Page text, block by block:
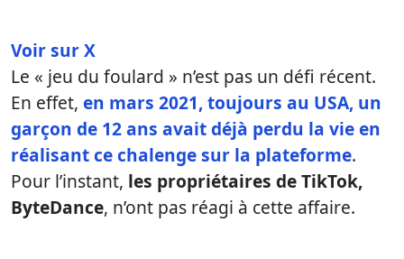
Voir sur X
Le « jeu du foulard » n’est pas un défi récent.
En effet, en mars 2021, toujours au USA, un
garçon de 12 ans avait déjà perdu la vie en
réalisant ce chalenge sur la plateforme.
Pour l’instant, les propriétaires de TikTok,
ByteDance, n’ont pas réagi à cette affaire.